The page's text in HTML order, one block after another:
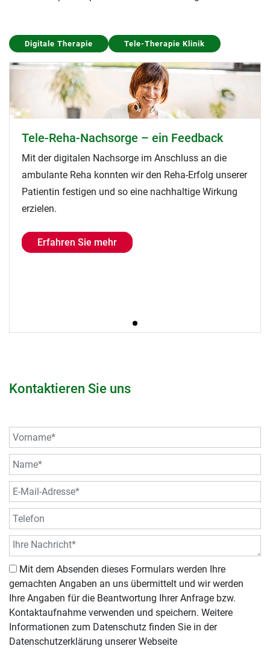
Digitale Therapie Tele-Therapie Klinik
Tele-Reha-Nachsorge – ein Feedback
Mit der digitalen Nachsorge im Anschluss an die
ambulante Reha konnten wir den Reha-Erfolg unserer
Patientin festigen und so eine nachhaltige Wirkung
erzielen.
Erfahren Sie mehr
Kontaktieren Sie uns
gemachten Angaben an uns übermittelt und wir werden
Ihre Angaben für die Beantwortung Ihrer Anfrage bzw.
Kontaktaufnahme verwenden und speichern. Weitere
Informationen zum Datenschutz finden Sie in der
Datenschutzerklärung unserer Webseite